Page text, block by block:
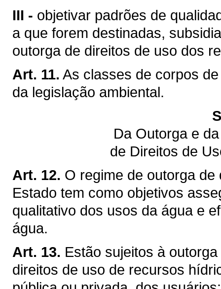
III - objetivar padrões de
a que forem destinadas,
outorga de direitos de uso dos
Art. 11. As classes de corpos
da legislação ambiental.
Da Outorga e
de Direitos de
Art. 12. O regime de outorga
Estado tem como objetivos
qualitativo dos usos da água e
água.
Art. 13. Estão sujeitos à
direitos de uso de recursos